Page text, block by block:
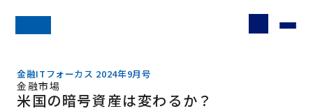
金融ITフォーカス 2024年9月号
金融市場
米国の暗号資産は変わるか？